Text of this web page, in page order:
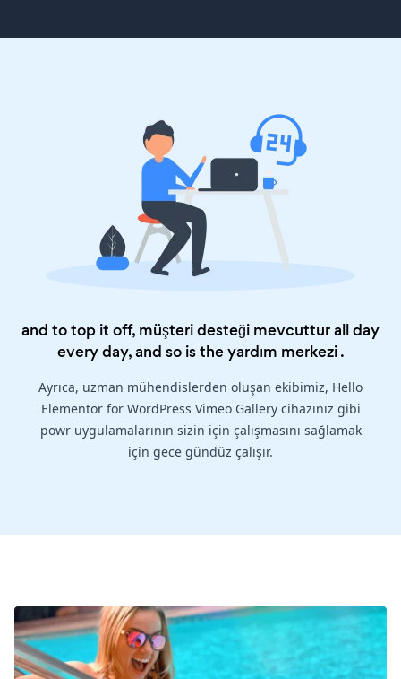
and to top it off, müşteri desteği mevcuttur all day
every day, and so is theyardım merkezi.
Ayrıca, uzman mühendislerden oluşan ekibimiz, Hello
Elementor for WordPress Vimeo Gallery cihazınız gibi
powr uygulamalarının sizin için çalışmasını sağlamak
için gece gündüz çalışır.